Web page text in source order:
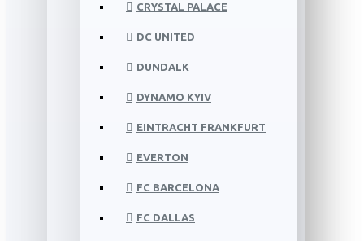
CRYSTAL PALACE
DC UNITED
DUNDALK
DYNAMO KYIV
EINTRACHT FRANKFURT
EVERTON
FC BARCELONA
FC DALLAS